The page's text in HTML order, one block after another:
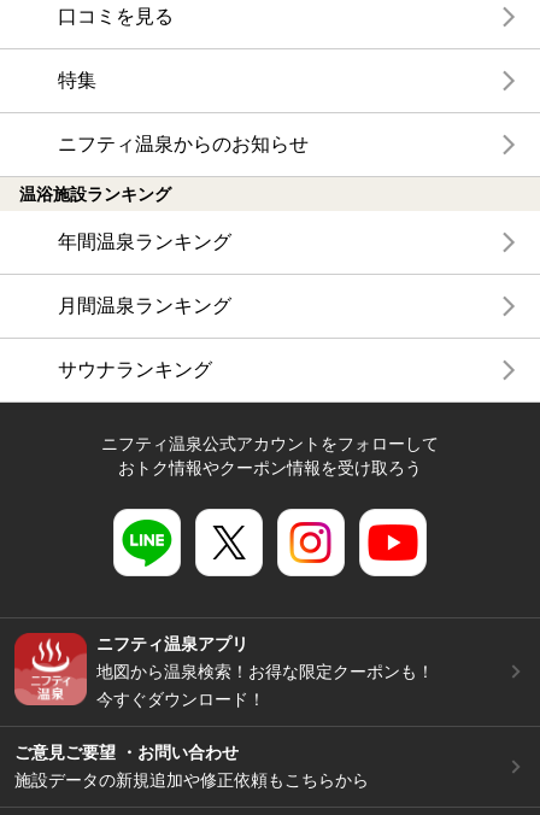
口コミを見る
特集
ニフティ温泉からのお知らせ
温浴施設ランキング
年間温泉ランキング
月間温泉ランキング
サウナランキング
ニフティ温泉公式アカウントをフォローして
おトク情報やクーポン情報を受け取ろう
ニフティ温泉アプリ
地図から温泉検索！お得な限定クーポンも！
今すぐダウンロード！
ご意見ご要望 ・お問い合わせ
施設データの新規追加や修正依頼もこちらから